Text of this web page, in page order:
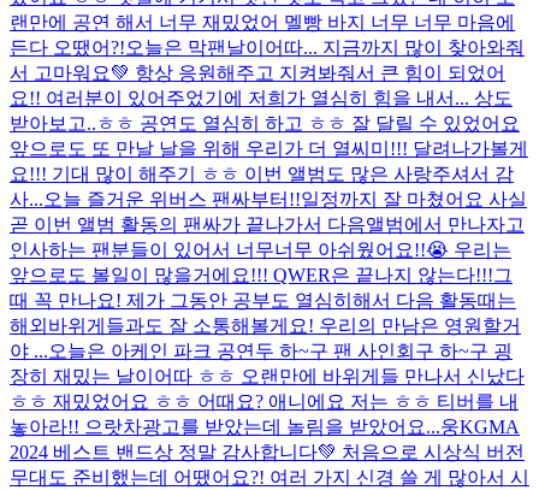
랜만에 공연 해서 너무 재밌었어 멜빵 바지 너무 너무 마음에
든다 오땠어?!오늘은 막팬날이어따... 지금까지 많이 찾아와줘
서 고마워요💚 항상 응원해주고 지켜봐줘서 큰 힘이 되었어
요!! 여러분이 있어주었기에 저희가 열심히 힘을 내서... 상도
받아보고..ㅎㅎ 공연도 열심히 하고 ㅎㅎ 잘 달릴 수 있었어요
앞으로도 또 만날 날을 위해 우리가 더 열씨미!!! 달려나가볼게
요!!! 기대 많이 해주기 ㅎㅎ 이번 앨범도 많은 사랑주셔서 감
사...오늘 즐거운 위버스 팬싸부터!!일정까지 잘 마쳤어요 사실
곧 이번 앨범 활동의 팬싸가 끝나가서 다음앨범에서 만나자고
인사하는 팬분들이 있어서 너무너무 아쉬웠어요!!😭 우리는
앞으로도 볼일이 많을거에요!!! QWER은 끝나지 않는다!!!그
때 꼭 만나요! 제가 그동안 공부도 열심히해서 다음 활동때는
해외바위게들과도 잘 소통해볼게요! 우리의 만남은 영원할거
야 ...오늘은 아케인 파크 공연두 하~구 팬 사인회구 하~구 굉
장히 재밌는 날이어따 ㅎㅎ 오랜만에 바위게들 만나서 신났다
ㅎㅎ 재밌었어요 ㅎㅎ 어때요? 애니에요 저는 ㅎㅎ 티버를 내
놓아라!! 으랏차광고를 받았는데 놀림을 받았어요...웅KGMA
2024 베스트 밴드상 정말 감사합니다💚 처음으로 시상식 버전
무대도 준비했는데 어땠어요?! 여러 가지 신경 쓸 게 많아서 시